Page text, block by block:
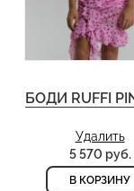
БОДИ RUFFI
Удалить
5 570 руб.
В КОРЗИНУ